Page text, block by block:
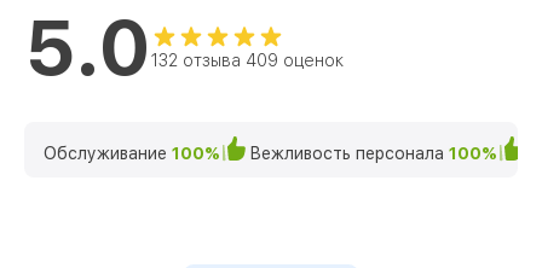
5.0 132 отзыва 409 оценок
Обслуживание 100% Вежливость персонала 100%